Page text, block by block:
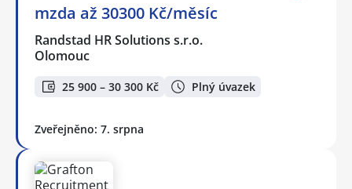
mzda až 30300 Kč/měsíc
Randstad HR Solutions s.r.o.
Olomouc
25 900 – 30 300 Kč Plný úvazek
Zveřejněno: 7. srpna